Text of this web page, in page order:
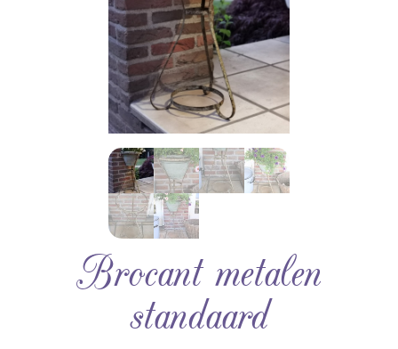
Brocant metalen
standaard